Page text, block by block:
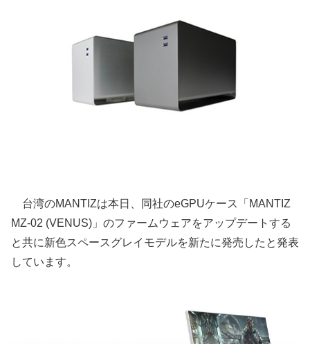
台湾のMANTIZは本日、同社のeGPUケース「MANTIZ
MZ-02 (VENUS)」のファームウェアをアップデートする
と共に新色スペースグレイモデルを新たに発売したと発表
しています。